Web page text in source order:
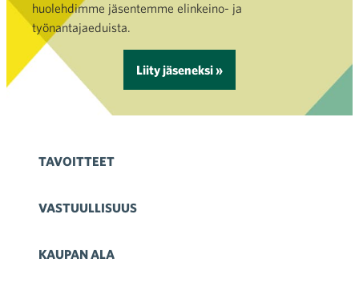
huolehdimme jäsentemme elinkeino- ja
työnantajaeduista.
Liity jäseneksi »
TAVOITTEET
VASTUULLISUUS
KAUPAN ALA